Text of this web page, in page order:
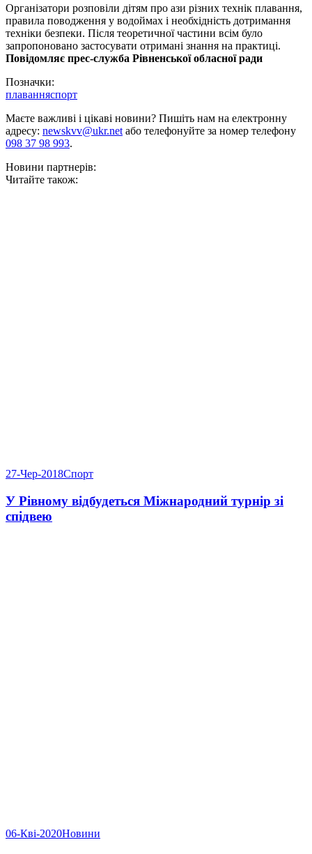
Організатори розповіли дітям про ази різних технік плавання,
правила поводження у водоймах і необхідність дотримання
техніки безпеки. Після теоретичної частини всім було
запропоновано застосувати отримані знання на практиці.
Повідомляє прес-служба Рівненської обласної ради
Позначки:
плаванняспорт
Маєте важливі і цікаві новини? Пишіть нам на електронну
адресу: newskvv@ukr.netабо телефонуйте за номер телефону
098 37 98 993.
Новини партнерів:
Читайте також:
27-Чер-2018Спорт
У Рівному відбудеться Міжнародний турнір зі
спідвею
06-Кві-2020Новини